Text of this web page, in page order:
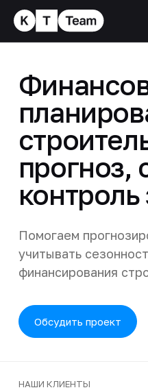
прогноз,
контроль
Помогаем
учитывать
финансирования
Обсудить проект
НАШИ КЛИЕНТЫ